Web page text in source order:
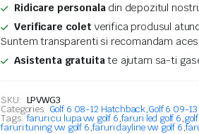
GTI
quantity
Ridicare personaladin depozitul
Verificare colet verifica produsul
Suntem transparenti si recomandam
Asistenta gratuitate ajutam sa-ti
SKU: LPVWG3
Categories: Golf 6 08-12 Hatchback,Golf 6 09-
Tags: faruri cu lupa vw golf 6,faruri led golf 6,
faruri tuning vw golf 6,faruri dayline vw golf 6,